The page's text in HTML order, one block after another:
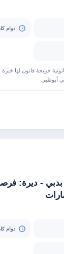
دوام
خريجة قانون لها
أبوظبي
- ديرة:
دوام